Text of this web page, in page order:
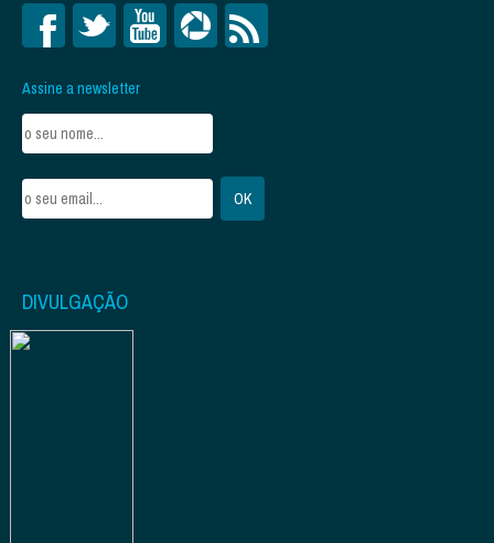
Assine a newsletter
DIVULGAÇÃO